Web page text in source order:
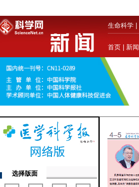
生命科学
首页 新闻
选择版面